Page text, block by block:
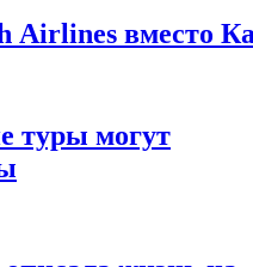
Airlines вместо
туры могут